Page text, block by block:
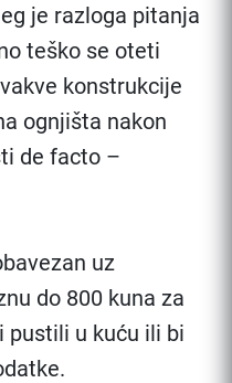
je razloga pitanja
teško se oteti
konstrukcije
ognjišta nakon
de facto –
uz
do 800 kuna za
pustili u kuću ili bi